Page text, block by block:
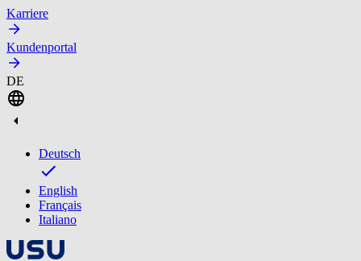
Karriere
Kundenportal
DE
Deutsch
English
Français
Italiano